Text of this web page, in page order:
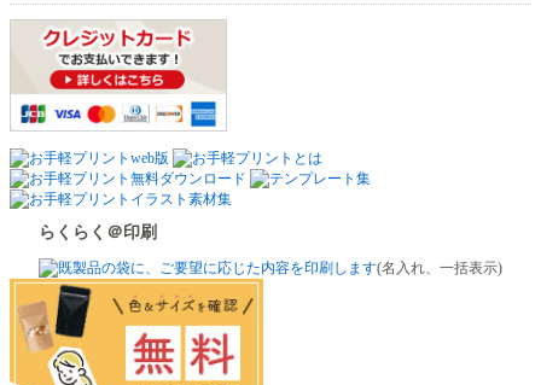
らくらく＠印刷
(名入れ、一括表示)